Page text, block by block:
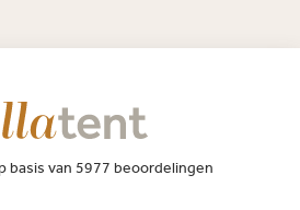
basis van 5977 beoordelingen